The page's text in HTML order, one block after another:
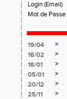
Login (Email)
Mot de Passe
19/04 >
16/02
>
18/01
>
05/01
>
20/12
>
25/11
>